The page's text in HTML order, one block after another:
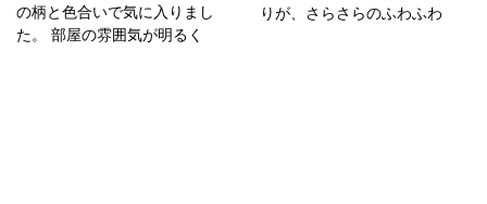
の柄と色合いで気に入りまし
た。 部屋の雰囲気が明るく
りが、さらさらのふわふわ